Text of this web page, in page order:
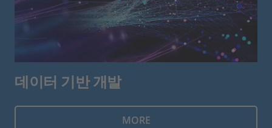
데이터 기반 개발
MORE